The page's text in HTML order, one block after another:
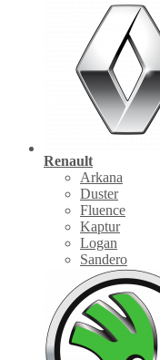
Renault
Arkana
Duster
Fluence
Kaptur
Logan
Sandero